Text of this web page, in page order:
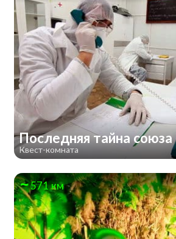
Последняя тайна союза
Квест-комната
571 км